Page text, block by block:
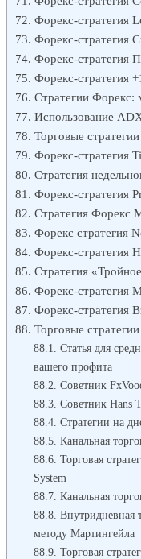
Форекс-стратегия
Форекс-стратегия
Форекс-стратегия
Форекс-стратегия
Стратегии Форекс:
Использование
Торговые
Форекс-стратегия
Стратегия
Форекс-стратегия
Стратегия Форекс
Форекс стратегия
Форекс-стратегия
Стратегия
Форекс-стратегия
Форекс-стратегия
Торговые
Статья для
вашего профита
Советник
Советник Hans
Стратегии на
Канальная
Торговая
System
Канальная
Внутридневная
методу Мартингейла
Торговая